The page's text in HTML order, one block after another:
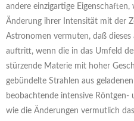
andere einzigartige
Änderung ihrer Intensität mit der
Astronomen vermuten, daß dieses
auftritt, wenn die in das Umfeld
stürzende Materie mit hoher
gebündelte Strahlen aus
beobachtende intensive Röntgen-
wie die Änderungen vermutlich